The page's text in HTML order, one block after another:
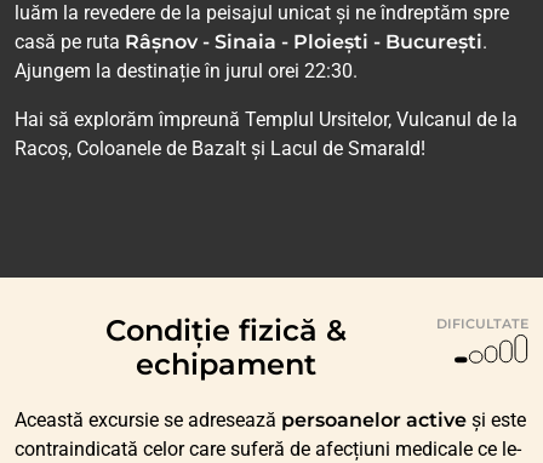
luăm la revedere de la peisajul unicat și ne îndreptăm spre
casă pe ruta Râșnov - Sinaia - Ploiești - București.
Ajungem la destinație în jurul orei 22:30.
Hai să explorăm împreună Templul Ursitelor, Vulcanul de la
Racoș, Coloanele de Bazalt și Lacul de Smarald!
Condiție fizică &
echipament
DIFICULTATE
Această excursie se adresează persoanelor active și este
contraindicată celor care suferă de afecțiuni medicale ce le-